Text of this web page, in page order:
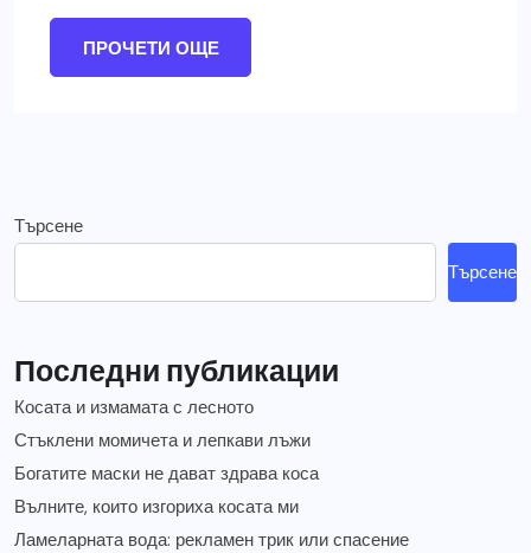
ПРОЧЕТИ ОЩЕ
Търсене
Търсене
Последни публикации
Косата и измамата с лесното
Стъклени момичета и лепкави лъжи
Богатите маски не дават здрава коса
Вълните, които изгориха косата ми
Ламеларната вода: рекламен трик или спасение